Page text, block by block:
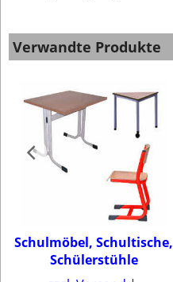
Verwandte Produkte
Schulmöbel, Schultische,
Schülerstühle